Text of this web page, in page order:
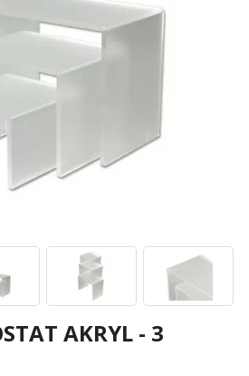
AKRYL - 3